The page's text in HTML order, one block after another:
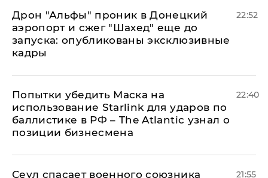
Дрон "Альфы" проник в Донецкий
аэропорт и сжег "Шахед" еще до
запуска: опубликованы эксклюзивные
кадры
22:52
Попытки убедить Маска на
использование Starlink для ударов по
баллистике в РФ – The Atlantic узнал о
позиции бизнесмена
22:40
​Сеул спасает военного союзника 21:55